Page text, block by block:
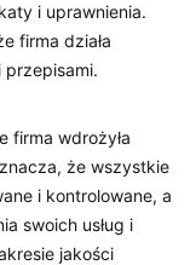
i uprawnienia.
firma działa
firma wdrożyła
że wszystkie
i kontrolowane, a
swoich usług i
jakości